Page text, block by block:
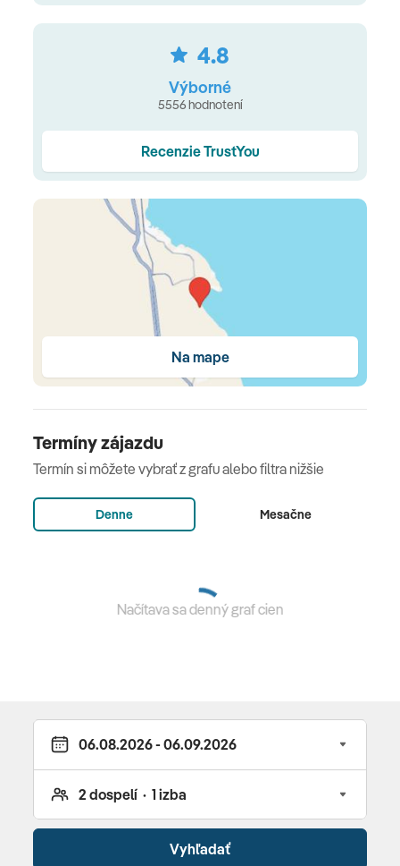
možnosťou dvoch prísteliek) •Rodinná izba
dve pevné lôžka s oddelenou časťou pre dve prístelky)
( 52m2, dve pevné lôžka, adults only,
terasa so vstupom do bazéna) •Baron Club izba,
(45m2, dve pevné lôžka, adults only,
výhľad na more)
Stravovanie
raňajky (06:30 – 10:30 h) • neskoré raňajky (10:30 –
12:00 h) • obedy (12:30 – 15:00 h) • večere (18:30 –
22:00 h) • à la carte obed v reštaurácii pri bazéne (12:00
– 17:00 h) • zmrzlina 12:00 – 17:00 h • čerstvé ovocie •
polnočné občerstvenie (23:30 – 00:30 h) • 1x za týždeň
gala večera so živou hudbou • miestne alkoholické a
nealkoholické nápoje a vybrané zahraničné alkoholické
nápoje • za poplatok: à la carte reštaurácie (19:00 –
talianska, mexická, ázijská • 5 vonkajších bazénov •
infinity bazén • detský bazén • fitnes • bodywork •
plážový volejbal • 3 tenisové kurty • aqua fitnes • Spa
centrum • vírivka • parný kúpeľ • masáže • manikúra ·
pedikúra • kozmetika • herňa • mini disco • vodné a
plážové športy
4.8
Výborné
5556 hodnotení
Recenzie TrustYou
Na mape
Termíny zájazdu
Termín si môžete vybrať z grafu alebo filtra nižšie
Denne Mesačne
Načítava sa denný graf cien
Vyhľadať